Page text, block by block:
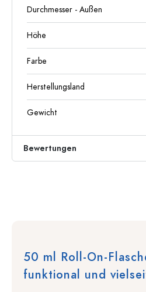
Durchmesser - Außen
Höhe
Farbe
Herstellungsland
Gewicht
Bewertungen
50 ml Roll-On-
funktional und